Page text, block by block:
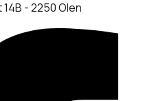
- 2250 Olen